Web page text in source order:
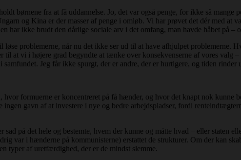
børnene fra at få uddannelse. Jo, det var også penge, for ikke så mange
og Kina er der masser af penge i omløb. Vi har prøvet det dér med at
har ikke brudt den dårlige sociale arv i det omfang, man havde håbet på –
problemerne, når nu det ikke ser ud til at have afhjulpet problemerne.
til at vi i højere grad begyndte at tænke over konsekvenserne af vores valg
Jeg får ikke spurgt, der er andre, der er hurtigere, og tiden rinder
formuerne er koncentreret på få hænder, og hvor det knapt nok kunne
gavn af at investere i nye og bedre arbejdspladser, fordi
på det hele og bestemte, hvem der kunne og måtte hvad – eller staten
var i hænderne på kommunisterne) erstattet de strukturer. Om der kan
typer af uretfærdighed, der er de mindst slemme.